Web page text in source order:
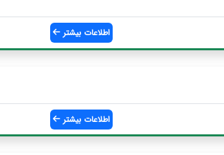
اطلاعات بیشتر
اطلاعات بیشتر